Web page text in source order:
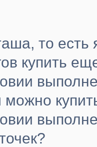
то есть
купить
можно